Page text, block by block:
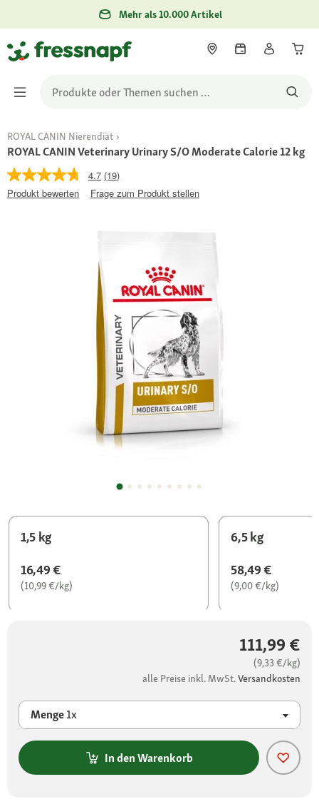
Mehr als 10.000 Artikel
ROYAL CANIN Nierendiät
ROYAL CANIN Veterinary Urinary S/O Moderate Calorie 12 kg
4.7 (19)
Produkt bewerten
Frage zum Produkt stellen
1,5 kg
16,49 €
(10,99 €/kg)
6,5 kg
58,49 €
(9,00 €/kg)
111,99 €
(9,33 €/kg)
alle Preise inkl. MwSt.Versandkosten
Menge1x
In den Warenkorb